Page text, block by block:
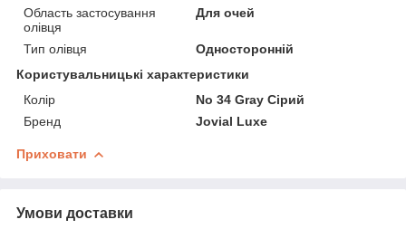
Область застосування
олівця
Для очей
Тип олівця
Односторонній
Користувальницькі характеристики
Колір
No 34 Gray Сірий
Бренд
Jovial Luxe
Приховати
Умови доставки